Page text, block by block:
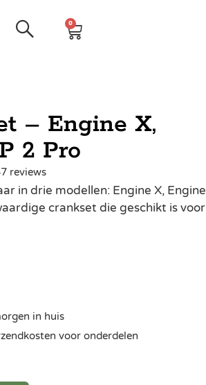
0
– Engine X,
2 Pro
reviews
in drie modellen: Engine X, Engine
crankset die geschikt is voor
in huis
voor onderdelen